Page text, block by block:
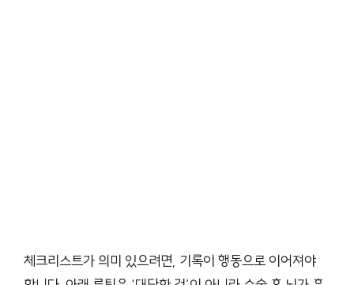
체크리스트가 의미 있으려면, 기록이 행동으로 이어져야